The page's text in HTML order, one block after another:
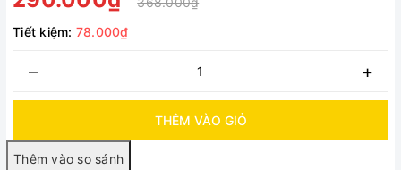
Tiết kiệm: 78.000₫
– +
THÊM VÀO GIỎ